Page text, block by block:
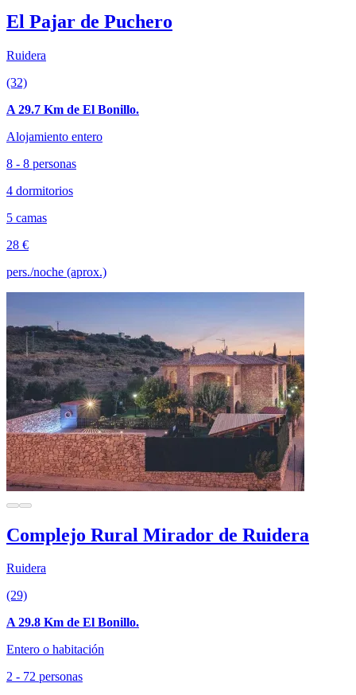
El Pajar de Puchero
Ruidera
(32)
A 29.7 Km de El Bonillo.
Alojamiento entero
8 - 8 personas
4 dormitorios
5 camas
28 €
pers./noche (aprox.)
Complejo Rural Mirador de Ruidera
Ruidera
(29)
A 29.8 Km de El Bonillo.
Entero o habitación
2 - 72 personas